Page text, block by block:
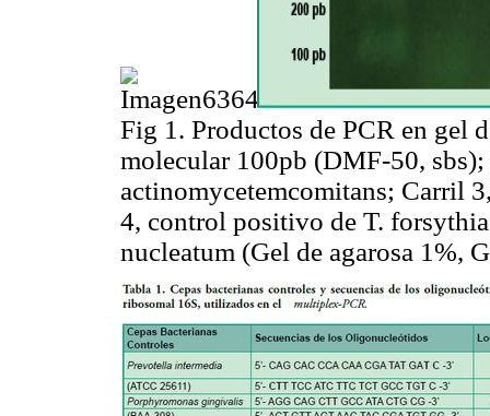
Fig 1. Productos de PCR en gel
molecular 100pb (DMF-50, sbs);
actinomycetemcomitans; Carril
4, control positivo de T.
nucleatum (Gel de agarosa 1%,